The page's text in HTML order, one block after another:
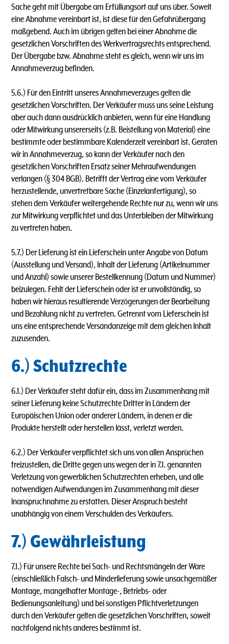
Sache geht mit Übergabe am Erfüllungsort auf uns über. Soweit
eine Abnahme vereinbart ist, ist diese für den Gefahrübergang
maßgebend. Auch im übrigen gelten bei einer Abnahme die
gesetzlichen Vorschriften des Werkvertragsrechts entsprechend.
Der Übergabe bzw. Abnahme steht es gleich, wenn wir uns im
Annahmeverzug befinden.
5.6.) Für den Eintritt unseres Annahmeverzuges gelten die
gesetzlichen Vorschriften. Der Verkäufer muss uns seine Leistung
aber auch dann ausdrücklich anbieten, wenn für eine Handlung
oder Mitwirkung unsererseits (z.B. Beistellung von Material) eine
bestimmte oder bestimmbare Kalenderzeit vereinbart ist. Geraten
wir in Annahmeverzug, so kann der Verkäufer nach den
gesetzlichen Vorschriften Ersatz seiner Mehraufwendungen
verlangen (§ 304 BGB). Betrifft der Vertrag eine vom Verkäufer
herzustellende, unvertretbare Sache (Einzelanfertigung), so
stehen dem Verkäufer weitergehende Rechte nur zu, wenn wir uns
zur Mitwirkung verpflichtet und das Unterbleiben der Mitwirkung
zu vertreten haben.
5.7.) Der Lieferung ist ein Lieferschein unter Angabe von Datum
(Ausstellung und Versand), lnhalt der Lieferung (Artikelnummer
und Anzahl) sowie unserer Bestellkennung (Datum und Nummer)
beizulegen. Fehlt der Lieferschein oder ist er unvollständig, so
haben wir hieraus resultierende Verzögerungen der Bearbeitung
und Bezahlung nicht zu vertreten. Getrennt vom Lieferschein ist
uns eine entsprechende Versandanzeige mit dem gleichen lnhalt
zuzusenden.
6.) Schutzrechte
6.1.) Der Verkäufer steht dafür ein, dass im Zusammenhang mit
seiner Lieferung keine Schutzrechte Dritter in Ländern der
Europäischen Union oder anderer Ländern, in denen er die
Produkte herstellt oder herstellen lässt, verletzt werden.
6.2.) Der Verkäufer verpflichtet sich uns von allen Ansprüchen
freizustellen, die Dritte gegen uns wegen der in 7.1. genannten
Verletzung von gewerblichen Schutzrechten erheben, und alle
notwendigen Aufwendungen im Zusammenhang mit dieser
lnanspruchnahme zu erstatten. Dieser Anspruch besteht
unabhängig von einem Verschulden des Verkäufers.
7.) Gewährleistung
7.1.) Für unsere Rechte bei Sach- und Rechtsmängeln der Ware
(einschließlich Falsch- und Minderlieferung sowie unsachgemäßer
Montage, mangelhafter Montage-, Betriebs- oder
Bedienungsanleitung) und bei sonstigen Pflichtverletzungen
durch den Verkäufer gelten die gesetzlichen Vorschriften, soweit
nachfolgend nichts anderes bestimmt ist.